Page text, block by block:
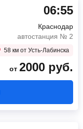
06:55
Краснодар
автостанция № 2
58 км от Усть-Лабинска
от 2000 руб.